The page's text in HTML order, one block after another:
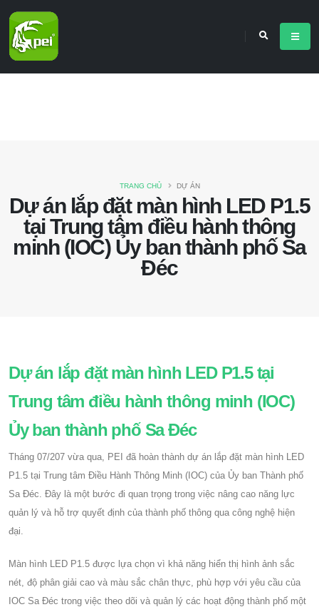
Dự án lắp đặt màn hình LED P1.5
tại Trung tâm điều hành thông
minh (IOC) Ủy ban thành phố Sa
Đéc
TRANG CHỦ DỰ ÁN
Dự án lắp đặt màn hình LED P1.5 tại
Trung tâm điều hành thông minh (IOC)
Ủy ban thành phố Sa Đéc
Tháng 07/207 vừa qua, PEI đã hoàn thành dự án lắp đặt màn hình LED
P1.5 tại Trung tâm Điều Hành Thông Minh (IOC) của Ủy ban Thành phố
Sa Đéc. Đây là một bước đi quan trọng trong việc nâng cao năng lực
quản lý và hỗ trợ quyết định của thành phố thông qua công nghệ hiện
đại.
Màn hình LED P1.5 được lựa chọn vì khả năng hiển thị hình ảnh sắc
nét, độ phân giải cao và màu sắc chân thực, phù hợp với yêu cầu của
IOC Sa Đéc trong việc theo dõi và quản lý các hoạt động thành phố một